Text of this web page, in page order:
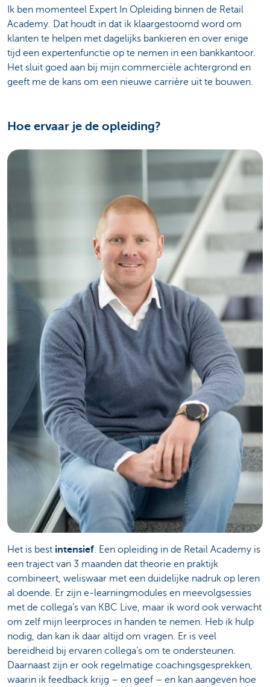
Ik ben momenteel Expert In Opleiding binnen de Retail
Academy. Dat houdt in dat ik klaargestoomd word om
klanten te helpen met dagelijks bankieren en over enige
tijd een expertenfunctie op te nemen in een bankkantoor.
Het sluit goed aan bij mijn commerciële achtergrond en
geeft me de kans om een nieuwe carrière uit te bouwen.
Hoe ervaar je de opleiding?
Het is best intensief. Een opleiding in de Retail Academy is
een traject van 3 maanden dat theorie en praktijk
combineert, weliswaar met een duidelijke nadruk op leren
al doende. Er zijn e-learningmodules en meevolgsessies
met de collega’s van KBC Live, maar ik word ook verwacht
om zelf mijn leerproces in handen te nemen. Heb ik hulp
nodig, dan kan ik daar altijd om vragen. Er is veel
bereidheid bij ervaren collega’s om te ondersteunen.
Daarnaast zijn er ook regelmatige coachingsgesprekken,
waarin ik feedback krijg – en geef – en kan aangeven hoe